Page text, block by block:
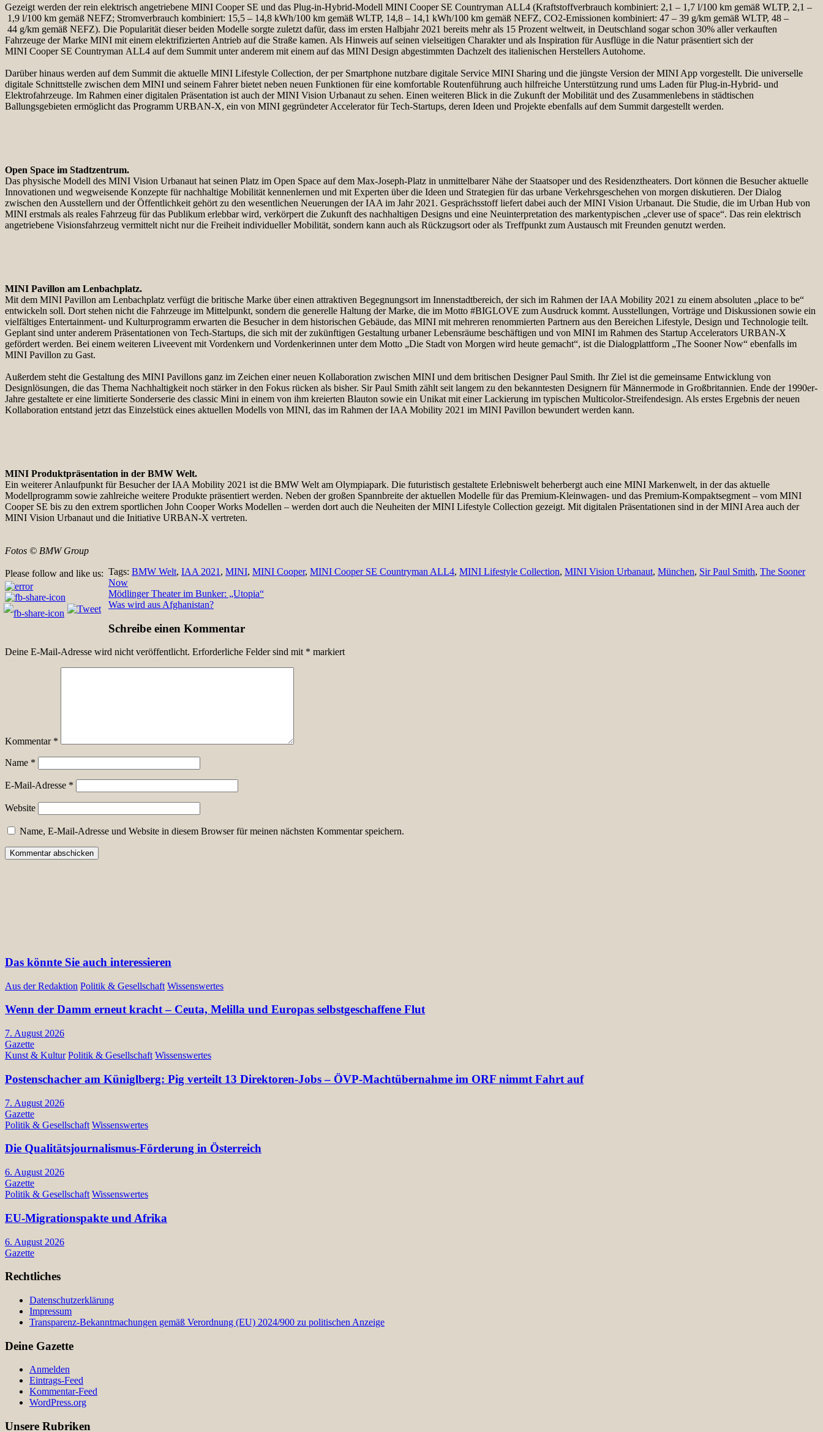
Gezeigt werden der rein elektrisch angetriebene MINI Cooper SE und das Plug-in-Hybrid-Modell MINI Cooper SE Countryman ALL4 (Kraftstoffverbrauch kombiniert: 2,1 – 1,7 l/100 km gemäß WLTP, 2,1 –
1,9 l/100 km gemäß NEFZ; Stromverbrauch kombiniert: 15,5 – 14,8 kWh/100 km gemäß WLTP, 14,8 – 14,1 kWh/100 km gemäß NEFZ, CO2-Emissionen kombiniert: 47 – 39 g/km gemäß WLTP, 48 –
44 g/km gemäß NEFZ). Die Popularität dieser beiden Modelle sorgte zuletzt dafür, dass im ersten Halbjahr 2021 bereits mehr als 15 Prozent weltweit, in Deutschland sogar schon 30% aller verkauften
Fahrzeuge der Marke MINI mit einem elektrifizierten Antrieb auf die Straße kamen. Als Hinweis auf seinen vielseitigen Charakter und als Inspiration für Ausflüge in die Natur präsentiert sich der
MINI Cooper SE Countryman ALL4 auf dem Summit unter anderem mit einem auf das MINI Design abgestimmten Dachzelt des italienischen Herstellers Autohome.
Darüber hinaus werden auf dem Summit die aktuelle MINI Lifestyle Collection, der per Smartphone nutzbare digitale Service MINI Sharing und die jüngste Version der MINI App vorgestellt. Die universelle
digitale Schnittstelle zwischen dem MINI und seinem Fahrer bietet neben neuen Funktionen für eine komfortable Routenführung auch hilfreiche Unterstützung rund ums Laden für Plug-in-Hybrid- und
Elektrofahrzeuge. Im Rahmen einer digitalen Präsentation ist auch der MINI Vision Urbanaut zu sehen. Einen weiteren Blick in die Zukunft der Mobilität und des Zusammenlebens in städtischen
Ballungsgebieten ermöglicht das Programm URBAN-X, ein von MINI gegründeter Accelerator für Tech-Startups, deren Ideen und Projekte ebenfalls auf dem Summit dargestellt werden.
Open Space im Stadtzentrum.
Das physische Modell des MINI Vision Urbanaut hat seinen Platz im Open Space auf dem Max-Joseph-Platz in unmittelbarer Nähe der Staatsoper und des Residenztheaters. Dort können die Besucher aktuelle
Innovationen und wegweisende Konzepte für nachhaltige Mobilität kennenlernen und mit Experten über die Ideen und Strategien für das urbane Verkehrsgeschehen von morgen diskutieren. Der Dialog
zwischen den Ausstellern und der Öffentlichkeit gehört zu den wesentlichen Neuerungen der IAA im Jahr 2021. Gesprächsstoff liefert dabei auch der MINI Vision Urbanaut. Die Studie, die im Urban Hub von
MINI erstmals als reales Fahrzeug für das Publikum erlebbar wird, verkörpert die Zukunft des nachhaltigen Designs und eine Neuinterpretation des markentypischen „clever use of space“. Das rein elektrisch
angetriebene Visionsfahrzeug vermittelt nicht nur die Freiheit individueller Mobilität, sondern kann auch als Rückzugsort oder als Treffpunkt zum Austausch mit Freunden genutzt werden.
MINI Pavillon am Lenbachplatz.
Mit dem MINI Pavillon am Lenbachplatz verfügt die britische Marke über einen attraktiven Begegnungsort im Innenstadtbereich, der sich im Rahmen der IAA Mobility 2021 zu einem absoluten „place to be“
entwickeln soll. Dort stehen nicht die Fahrzeuge im Mittelpunkt, sondern die generelle Haltung der Marke, die im Motto #BIGLOVE zum Ausdruck kommt. Ausstellungen, Vorträge und Diskussionen sowie ein
vielfältiges Entertainment- und Kulturprogramm erwarten die Besucher in dem historischen Gebäude, das MINI mit mehreren renommierten Partnern aus den Bereichen Lifestyle, Design und Technologie teilt.
Geplant sind unter anderem Präsentationen von Tech-Startups, die sich mit der zukünftigen Gestaltung urbaner Lebensräume beschäftigen und von MINI im Rahmen des Startup Accelerators URBAN-X
gefördert werden. Bei einem weiteren Liveevent mit Vordenkern und Vordenkerinnen unter dem Motto „Die Stadt von Morgen wird heute gemacht“, ist die Dialogplattform „The Sooner Now“ ebenfalls im
MINI Pavillon zu Gast.
Außerdem steht die Gestaltung des MINI Pavillons ganz im Zeichen einer neuen Kollaboration zwischen MINI und dem britischen Designer Paul Smith. Ihr Ziel ist die gemeinsame Entwicklung von
Designlösungen, die das Thema Nachhaltigkeit noch stärker in den Fokus rücken als bisher. Sir Paul Smith zählt seit langem zu den bekanntesten Designern für Männermode in Großbritannien. Ende der 1990er-
Jahre gestaltete er eine limitierte Sonderserie des classic Mini in einem von ihm kreierten Blauton sowie ein Unikat mit einer Lackierung im typischen Multicolor-Streifendesign. Als erstes Ergebnis der neuen
Kollaboration entstand jetzt das Einzelstück eines aktuellen Modells von MINI, das im Rahmen der IAA Mobility 2021 im MINI Pavillon bewundert werden kann.
MINI Produktpräsentation in der BMW Welt.
Ein weiterer Anlaufpunkt für Besucher der IAA Mobility 2021 ist die BMW Welt am Olympiapark. Die futuristisch gestaltete Erlebniswelt beherbergt auch eine MINI Markenwelt, in der das aktuelle
Modellprogramm sowie zahlreiche weitere Produkte präsentiert werden. Neben der großen Spannbreite der aktuellen Modelle für das Premium-Kleinwagen- und das Premium-Kompaktsegment – vom MINI
Cooper SE bis zu den extrem sportlichen John Cooper Works Modellen – werden dort auch die Neuheiten der MINI Lifestyle Collection gezeigt. Mit digitalen Präsentationen sind in der MINI Area auch der
MINI Vision Urbanaut und die Initiative URBAN-X vertreten.
Fotos © BMW Group
Please follow and like us: Tags: BMW Welt, IAA 2021 , MINI, MINI Cooper, MINI Cooper SE Countryman ALL4, MINI Lifestyle Collection, MINI Vision Urbanaut, München, Sir Paul Smith, The Sooner
Now
BeitragsnavigationMödlinger Theater im Bunker: „Utopia“
Was wird aus Afghanistan?
Schreibe einen Kommentar
Deine E-Mail-Adresse wird nicht veröffentlicht. Erforderliche Felder sind mit * markiert
Kommentar *
Name *
E-Mail-Adresse *
Website
Name, E-Mail-Adresse und Website in diesem Browser für meinen nächsten Kommentar speichern.
Das könnte Sie auch interessieren
Aus der Redaktion Politik & Gesellschaft Wissenswertes
Wenn der Damm erneut kracht – Ceuta, Melilla und Europas selbstgeschaffene Flut
7. August 2026
Gazette
Kunst & Kultur Politik & Gesellschaft Wissenswertes
Postenschacher am Küniglberg: Pig verteilt 13 Direktoren-Jobs – ÖVP-Machtübernahme im ORF nimmt Fahrt auf
7. August 2026
Gazette
Politik & Gesellschaft Wissenswertes
Die Qualitätsjournalismus-Förderung in Österreich
6. August 2026
Gazette
Politik & Gesellschaft Wissenswertes
EU-Migrationspakte und Afrika
6. August 2026
Gazette
Rechtliches
Datenschutzerklärung
Impressum
Transparenz-Bekanntmachungen gemäß Verordnung (EU) 2024/900 zu politischen Anzeige
Deine Gazette
Anmelden
Eintrags-Feed
Kommentar-Feed
WordPress.org
Unsere Rubriken